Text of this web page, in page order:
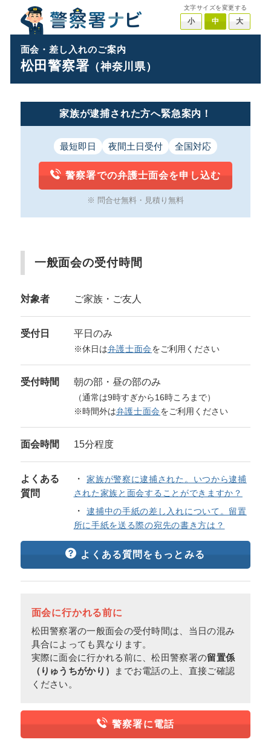
文字サイズを変更する
小 中 大
面会・差し入れのご案内
松田警察署（神奈川県）
家族が逮捕された方へ緊急案内！
最短即日 夜間土日受付 全国対応
警察署での弁護士面会を申し込む
※ 問合せ無料・見積り無料
一般面会の受付時間
対象者 ご家族・ご友人
受付日 平日のみ
※休日は弁護士面会をご利用ください
受付時間 朝の部・昼の部のみ
（通常は9時すぎから16時ころまで）
※時間外は弁護士面会をご利用ください
面会時間 15分程度
よくある
質問
家族が警察に逮捕された。いつから逮捕
された家族と面会することができますか？
逮捕中の手紙の差し入れについて。留置
所に手紙を送る際の宛先の書き方は？
よくある質問をもっとみる
面会に行かれる前に
松田警察署の一般面会の受付時間は、当日の混み
具合によっても異なります。
実際に面会に行かれる前に、松田警察署の留置係
（りゅうちがかり）
までお電話の上、直接ご確認
ください。
警察署に電話